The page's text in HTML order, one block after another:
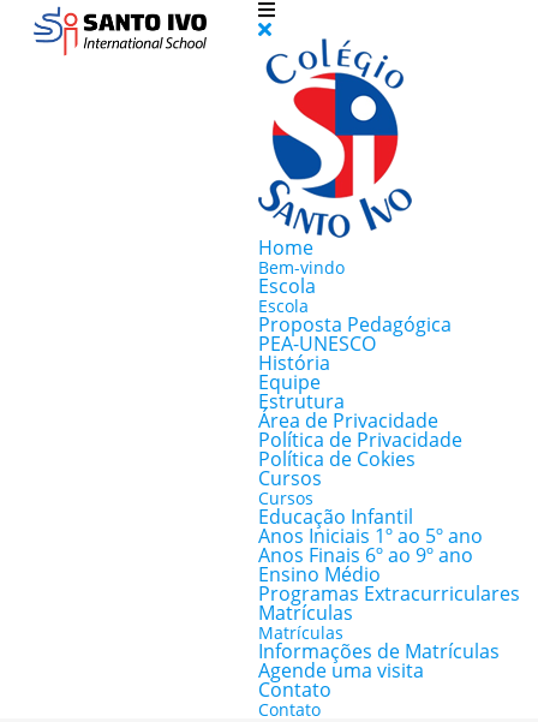
Home
Bem-vindo
Escola
Escola
Proposta Pedagógica
PEA-UNESCO
História
Equipe
Estrutura
Área de Privacidade
Política de Privacidade
Política de Cokies
Cursos
Cursos
Educação Infantil
Anos Iniciais 1º ao 5º ano
Anos Finais 6º ao 9º ano
Ensino Médio
Programas Extracurriculares
Matrículas
Matrículas
Informações de Matrículas
Agende uma visita
Contato
Contato